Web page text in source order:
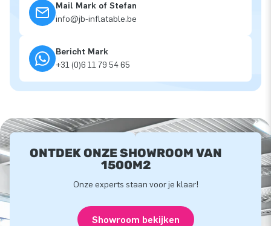
Mail Mark of Stefan
info@jb-inflatable.be
Bericht Mark
+31 (0)6 11 79 54 65
ONTDEK ONZE SHOWROOM VAN
1500M2
Onze experts staan voor je klaar!
Showroom bekijken